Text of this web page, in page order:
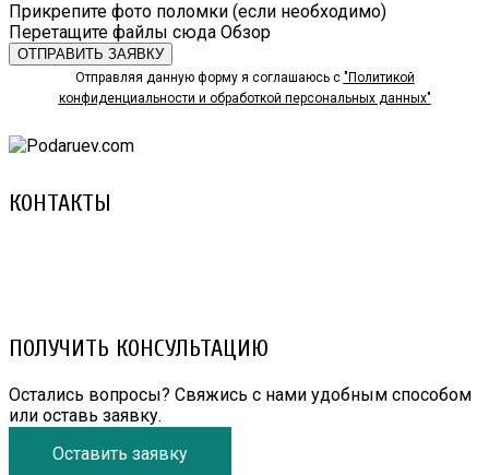
Прикрепите фото поломки (если необходимо)
Перетащите файлы сюда Обзор
ОТПРАВИТЬ ЗАЯВКУ
Отправляя данную форму я соглашаюсь с "Политикой
конфиденциальности и обработкой персональных данных"
КОНТАКТЫ
ПОЛУЧИТЬ КОНСУЛЬТАЦИЮ
Остались вопросы? Свяжись с нами удобным способом
или оставь заявку.
Оставить заявку